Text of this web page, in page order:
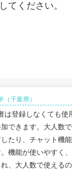
てください。
（千葉県）
は登録しなくても使
できます。大人数
たり、チャット機
機能が使いやすく
、大人数で使える